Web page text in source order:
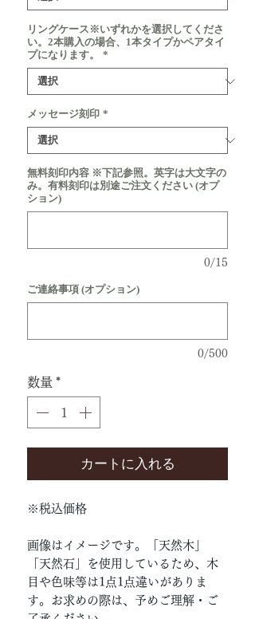
リングケース※いずれかを選択してくださ
い。2本購入の場合、1本タイプかペアタイ
プになります。
*
メッセージ刻印 *
無料刻印内容 ※下記参照。英字は大文字の
み。有料刻印は別途ご注文ください (オプ
ション)
0/15
ご連絡事項 (オプション)
0/500
数量 *
カートに入れる
※税込価格
画像はイメージです。「天然木」
「天然石」を使用しているため、木
目や色味等は1点1点違いがありま
す。お求めの際は、予めご理解・ご